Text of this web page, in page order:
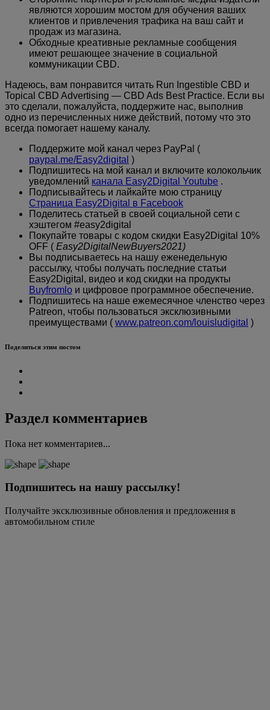
являются хорошим мостом для обучения ваших
клиентов и привлечения трафика на ваш сайт и
продаж из магазина.
Обходные креативные рекламные сообщения
имеют решающее значение в социальной
коммуникации CBD.
Надеюсь, вам понравится читать Run Ingestible CBD и
Topical CBD Advertising — CBD Ads Best Practice. Если вы
это сделали, пожалуйста, поддержите нас, выполнив
одно из перечисленных ниже действий, потому что это
всегда помогает нашему каналу.
Поддержите мой канал через PayPal (
paypal.me/Easy2digital )
Подпишитесь на мой канал и включите колокольчик
уведомлений канала Easy2Digital Youtube .
Подписывайтесь и лайкайте мою страницу
Страница Easy2Digital в Facebook
Поделитесь статьей в своей социальной сети с
хэштегом #easy2digital
Покупайте товары с кодом скидки Easy2Digital 10%
OFF ( Easy2DigitalNewBuyers2021)
Вы подписываетесь на нашу еженедельную
рассылку, чтобы получать последние статьи
Easy2Digital, видео и код скидки на продукты
Buyfromlo и цифровое программное обеспечение.
Подпишитесь на наше ежемесячное членство через
Patreon, чтобы пользоваться эксклюзивными
преимуществами ( www.patreon.com/louisludigital )
Поделиться этим постом
Раздел комментариев
Пока нет комментариев...
Подпишитесь на нашу рассылку!
Получайте эксклюзивные обновления и предложения в
автомобильном стиле